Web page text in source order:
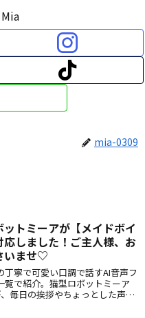
mia-0309
ットミーアが【メイドボイ
応しました！ご主人様、お
いませ♡
丁寧で可愛い口調で話すAI音声フ
覧で紹介。猫型ロボットミーア
、毎日の挨拶やちょっとした声か